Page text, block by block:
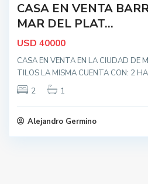
CASA EN VENTA
MAR DEL PLAT...
USD 40000
CASA EN VENTA EN LA CIUDAD DE
TILOS LA MISMA CUENTA CON: 2
2
1
Alejandro Germino